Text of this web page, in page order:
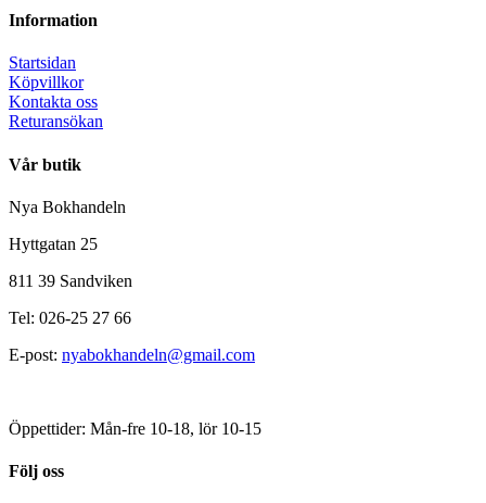
Information
Startsidan
Köpvillkor
Kontakta oss
Returansökan
Vår butik
Nya Bokhandeln
Hyttgatan 25
811 39 Sandviken
Tel: 026-25 27 66
E-post: nyabokhandeln@gmail.com
Öppettider: Mån-fre 10-18, lör 10-15
Följ oss